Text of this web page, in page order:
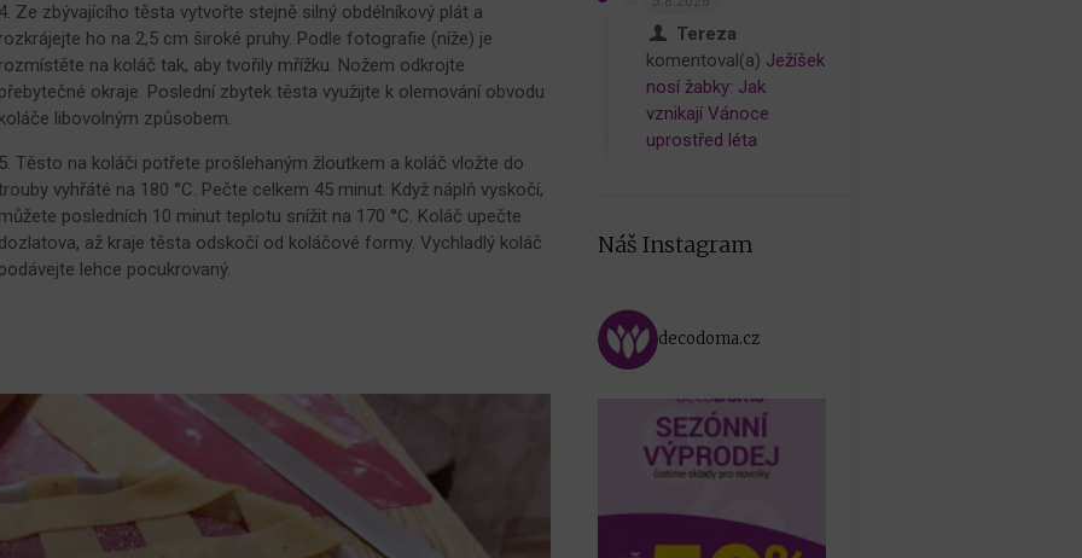
4. Ze zbývajícího těsta vytvořte stejně silný obdélníkový plát a
rozkrájejte ho na 2,5 cm široké pruhy. Podle fotografie (níže) je
rozmístěte na koláč tak, aby tvořily mřížku. Nožem odkrojte
přebytečné okraje. Poslední zbytek těsta využijte k olemování obvodu
koláče libovolným způsobem.
5. Těsto na koláči potřete prošlehaným žloutkem a koláč vložte do
vyhřáté na 180 °C. Pečte celkem 45 minut. Když náplň vyskočí,
můžete posledních 10 minut teplotu snížit na 170 °C. Koláč upečte
dozlatova, až kraje těsta odskočí od koláčové formy. Vychladlý koláč
podávejte lehce pocukrovaný.
Tereza
komentoval(a) Ježíšek
nosí žabky: Jak
vznikají Vánoce
uprostřed léta
Náš Instagram
decodoma.cz